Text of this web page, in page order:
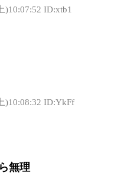
)10:07:52 ID:xtb1
)10:08:32 ID:YkFf
無理